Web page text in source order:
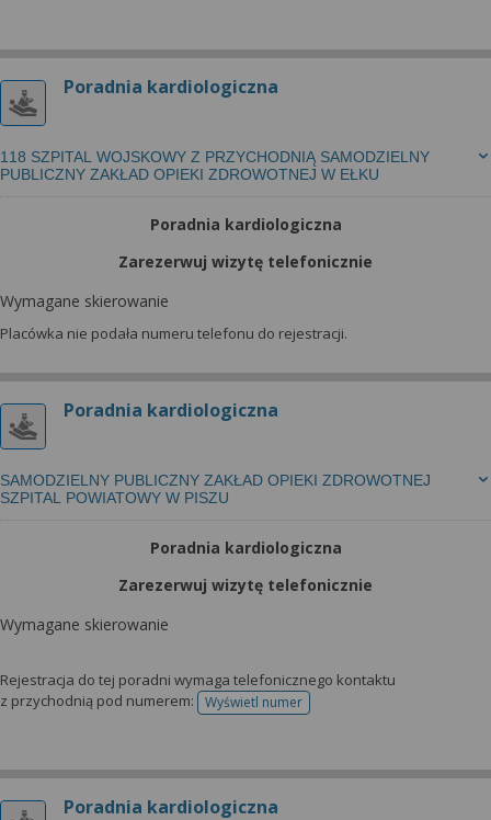
Poradnia kardiologiczna
118 SZPITAL WOJSKOWY Z PRZYCHODNIĄ SAMODZIELNY
PUBLICZNY ZAKŁAD OPIEKI ZDROWOTNEJ W EŁKU
Poradnia kardiologiczna
Zarezerwuj wizytę telefonicznie
Wymagane skierowanie
Placówka nie podała numeru telefonu do rejestracji.
Poradnia kardiologiczna
SAMODZIELNY PUBLICZNY ZAKŁAD OPIEKI ZDROWOTNEJ
SZPITAL POWIATOWY W PISZU
Poradnia kardiologiczna
Zarezerwuj wizytę telefonicznie
Wymagane skierowanie
Rejestracja do tej poradni wymaga telefonicznego kontaktu
z przychodnią pod numerem:
Wyświetl numertelefonu do rejestracji
Poradnia kardiologiczna